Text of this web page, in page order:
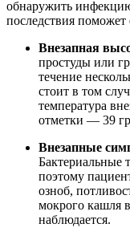
обнаружить
последствия поможет
Внезапная
простуды или
течение
стоит в том
температура
отметки — 39
Внезапные
Бактериальные
поэтому
озноб,
мокрого кашля
наблюдается.